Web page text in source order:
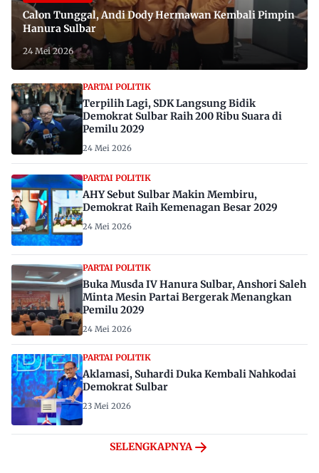
Calon Tunggal, Andi Dody Hermawan Kembali Pimpin
Hanura Sulbar
24 Mei 2026
PARTAI POLITIK
Terpilih Lagi, SDK Langsung Bidik
Demokrat Sulbar Raih 200 Ribu Suara di
Pemilu 2029
24 Mei 2026
PARTAI POLITIK
AHY Sebut Sulbar Makin Membiru,
Demokrat Raih Kemenagan Besar 2029
24 Mei 2026
PARTAI POLITIK
Buka Musda IV Hanura Sulbar, Anshori Saleh
Minta Mesin Partai Bergerak Menangkan
Pemilu 2029
24 Mei 2026
PARTAI POLITIK
Aklamasi, Suhardi Duka Kembali Nahkodai
Demokrat Sulbar
23 Mei 2026
SELENGKAPNYA